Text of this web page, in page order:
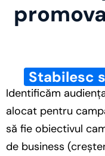
Stabilesc
Identificăm
alocat pentru
să fie obiectivul
de business